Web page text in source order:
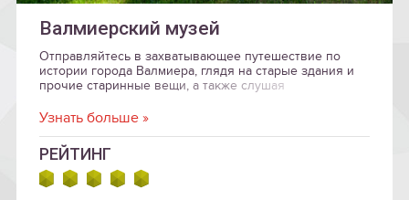
Валмиерский музей
Отправляйтесь в захватывающее путешествие по
истории города Валмиера, глядя на старые здания и
прочие старинные вещи, а также слушая
Узнать больше »
РЕЙТИНГ